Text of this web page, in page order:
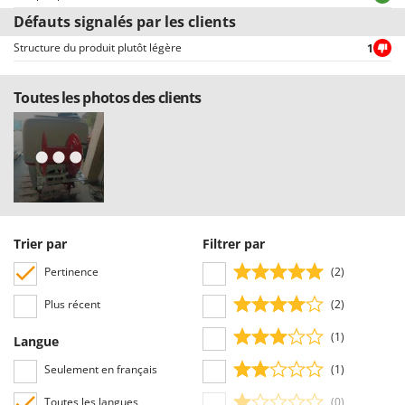
Défauts signalés par les clients
Structure du produit plutôt légère 1
Toutes les photos des clients
Trier par
Pertinence
Plus récent
Langue
Seulement en français
Toutes les langues
Filtrer par
(2)
(2)
(1)
(1)
(0)